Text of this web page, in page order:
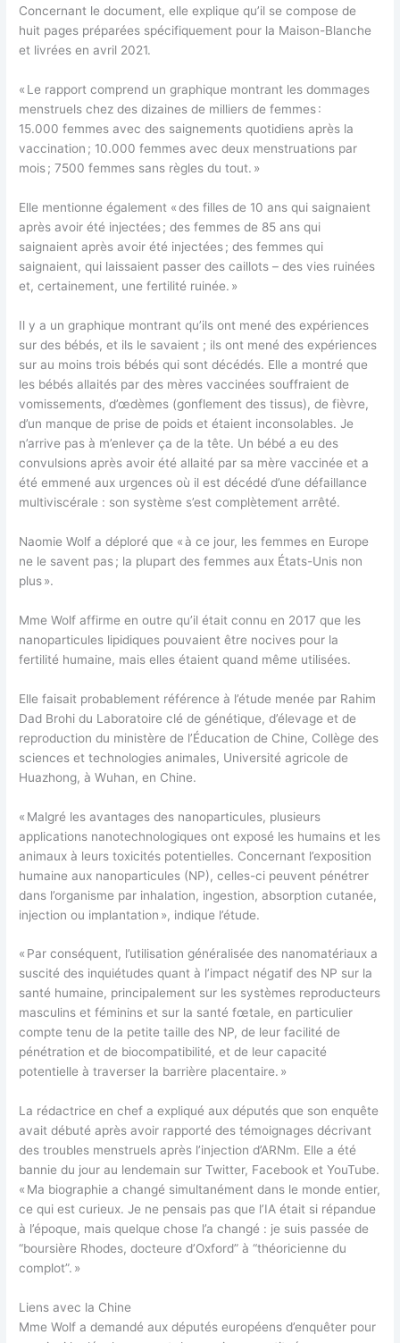
Concernant le document, elle explique qu’il se compose de
huit pages préparées spécifiquement pour la Maison-Blanche
et livrées en avril 2021.
« Le rapport comprend un graphique montrant les dommages
menstruels chez des dizaines de milliers de femmes :
15.000 femmes avec des saignements quotidiens après la
vaccination ; 10.000 femmes avec deux menstruations par
mois ; 7500 femmes sans règles du tout. »
Elle mentionne également « des filles de 10 ans qui saignaient
après avoir été injectées ; des femmes de 85 ans qui
saignaient après avoir été injectées ; des femmes qui
saignaient, qui laissaient passer des caillots – des vies ruinées
et, certainement, une fertilité ruinée. »
Il y a un graphique montrant qu’ils ont mené des expériences
sur des bébés, et ils le savaient ; ils ont mené des expériences
sur au moins trois bébés qui sont décédés. Elle a montré que
les bébés allaités par des mères vaccinées souffraient de
vomissements, d’œdèmes (gonflement des tissus), de fièvre,
d’un manque de prise de poids et étaient inconsolables. Je
n’arrive pas à m’enlever ça de la tête. Un bébé a eu des
convulsions après avoir été allaité par sa mère vaccinée et a
été emmené aux urgences où il est décédé d’une défaillance
multiviscérale : son système s’est complètement arrêté.
Naomie Wolf a déploré que « à ce jour, les femmes en Europe
ne le savent pas ; la plupart des femmes aux États-Unis non
plus ».
Mme Wolf affirme en outre qu’il était connu en 2017 que les
nanoparticules lipidiques pouvaient être nocives pour la
fertilité humaine, mais elles étaient quand même utilisées.
Elle faisait probablement référence à l’étude menée par Rahim
Dad Brohi du Laboratoire clé de génétique, d’élevage et de
reproduction du ministère de l’Éducation de Chine, Collège des
sciences et technologies animales, Université agricole de
Huazhong, à Wuhan, en Chine.
« Malgré les avantages des nanoparticules, plusieurs
applications nanotechnologiques ont exposé les humains et les
animaux à leurs toxicités potentielles. Concernant l’exposition
humaine aux nanoparticules (NP), celles-ci peuvent pénétrer
dans l’organisme par inhalation, ingestion, absorption cutanée,
injection ou implantation », indique l’étude.
« Par conséquent, l’utilisation généralisée des nanomatériaux a
suscité des inquiétudes quant à l’impact négatif des NP sur la
santé humaine, principalement sur les systèmes reproducteurs
masculins et féminins et sur la santé fœtale, en particulier
compte tenu de la petite taille des NP, de leur facilité de
pénétration et de biocompatibilité, et de leur capacité
potentielle à traverser la barrière placentaire. »
La rédactrice en chef a expliqué aux députés que son enquête
avait débuté après avoir rapporté des témoignages décrivant
des troubles menstruels après l’injection d’ARNm. Elle a été
bannie du jour au lendemain sur Twitter, Facebook et YouTube.
« Ma biographie a changé simultanément dans le monde entier,
ce qui est curieux. Je ne pensais pas que l’IA était si répandue
à l’époque, mais quelque chose l’a changé : je suis passée de
“boursière Rhodes, docteure d’Oxford” à “théoricienne du
complot”. »
Liens avec la Chine
Mme Wolf a demandé aux députés européens d’enquêter pour